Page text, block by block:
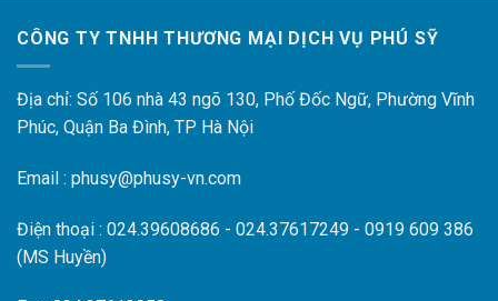
CÔNG TY TNHH THƯƠNG MẠI DỊCH VỤ PHÚ SỸ
Địa chỉ: Số 106 nhà 43 ngõ 130, Phố Đốc Ngữ, Phường Vĩnh
Phúc, Quận Ba Đình, TP Hà Nội
Email : phusy@phusy-vn.com
Điện thoại : 024.39608686 - 024.37617249 - 0919 609 386
(MS Huyền)